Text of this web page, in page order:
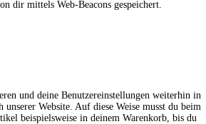
dir mittels Web-Beacons gespeichert.
und deine Benutzereinstellungen weiterhin in
Website. Auf diese Weise musst du beim
beispielsweise in deinem Warenkorb, bis du